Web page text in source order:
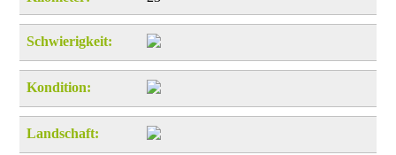
Schwierigkeit:
Kondition:
Landschaft: